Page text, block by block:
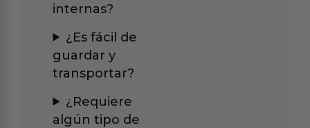
internas?
¿Es fácil de
guardar y
transportar?
¿Requiere
algún tipo de